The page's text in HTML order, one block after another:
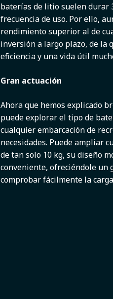
baterías de litio suelen durar
frecuencia de uso. Por ello,
rendimiento superior al de
inversión a largo plazo, de la
eficiencia y una vida útil
Gran actuación
Ahora que hemos explicado
puede explorar el tipo de
cualquier embarcación de
necesidades. Puede ampliar
de tan solo 10 kg, su diseño
conveniente, ofreciéndole un
comprobar fácilmente la